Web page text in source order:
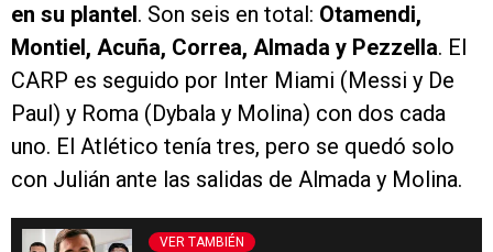
en su plantel . Son seis en total: Otamendi,
Montiel, Acuña, Correa, Almada y Pezzella. El
CARP es seguido por Inter Miami (Messi y De
Paul) y Roma (Dybala y Molina) con dos cada
uno. El Atlético tenía tres, pero se quedó solo
con Julián ante las salidas de Almada y Molina.
VER TAMBIÉN